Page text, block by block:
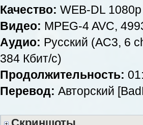
Качество: WEB-DL 1080p
Видео: MPEG-4 AVC,
Аудио: Русский (AC3, 6
384 Кбит/с)
Продолжительность:
Перевод: Авторский